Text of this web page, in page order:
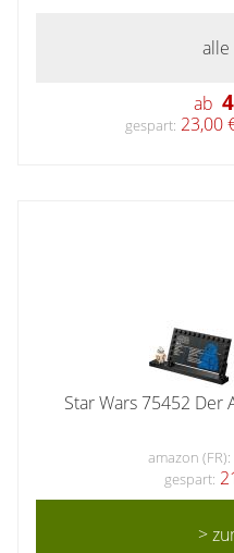
alle
ab
gespart: 23,00
Star Wars 75452
amazon (FR):
gespart:
>